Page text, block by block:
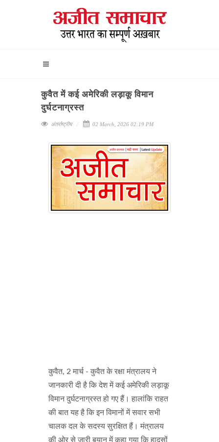
कुवैत में कई अमेरिकी लड़ाकू विमान
दुर्घटनाग्रस्त
अंतर्राष्ट्रीय 02 March, 2026 02:19 PM
कुवैत, 2 मार्च - कुवैत के रक्षा मंत्रालय ने
जानकारी दी है कि देश में कई अमेरिकी लड़ाकू
विमान दुर्घटनाग्रस्त हो गए हैं। हालांकि राहत
की बात यह है कि इन विमानों में सवार सभी
चालक दल के सदस्य सुरक्षित हैं। मंत्रालय
की ओर से जारी बयान में कहा गया कि हादसों